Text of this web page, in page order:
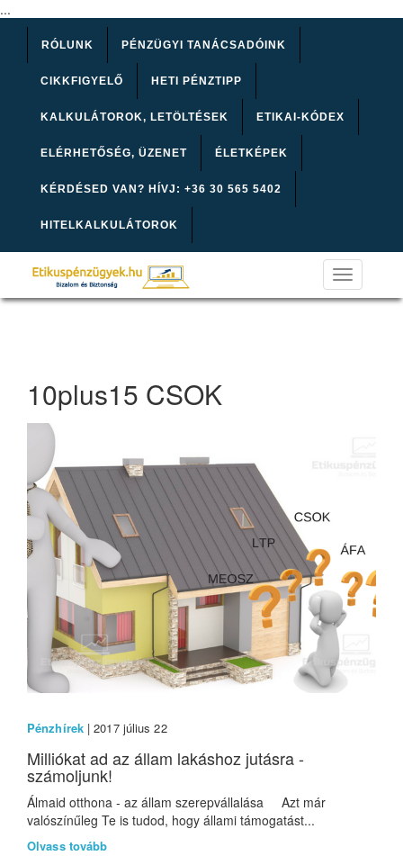
...
RÓLUNK PÉNZÜGYI TANÁCSADÓINK
CIKKFIGYELŐ HETI PÉNZTIPP
KALKULÁTOROK, LETÖLTÉSEK ETIKAI-KÓDEX
ELÉRHETŐSÉG, ÜZENET ÉLETKÉPEK
KÉRDÉSED VAN? HÍVJ: +36 30 565 5402
HITELKALKULÁTOROK
Toggle
navigation
10plus15 CSOK
Pénzhírek| 2017 július 22
Milliókat ad az állam lakáshoz jutásra -
számoljunk!
Álmaid otthona - az állam szerepvállalása Azt már
valószínűleg Te is tudod, hogy állami támogatást...
Olvass tovább